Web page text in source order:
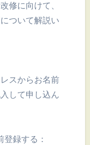
修に向けて、
ついて解説い
スからお名前
して申し込ん
録する：